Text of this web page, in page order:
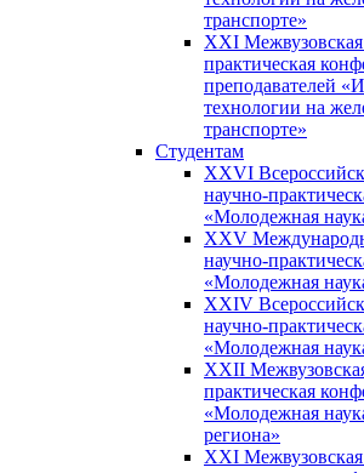
транспорте»
XXI Межвузовская
практическая
преподавателей
технологии на
транспорте»
Студентам
XXVI
научно-
«Молодежная
XXV
научно-
«Молодежная
XXIV
научно-
«Молодежная
XXII
практическая
«Молодежная
региона»
XXI